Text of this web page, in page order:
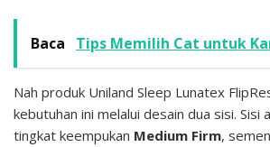
Baca Tips Memilih Cat untuk
Nah produk Uniland Sleep Lunatex
kebutuhan ini melalui desain dua sisi. Sisi
tingkat keempukan Medium Firm,